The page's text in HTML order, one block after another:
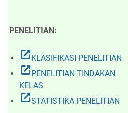
PENELITIAN:
open_in_new KLASIFIKASI PENELITIAN
open_in_new PENELITIAN TINDAKAN
KELAS
open_in_newSTATISTIKA PENELITIAN